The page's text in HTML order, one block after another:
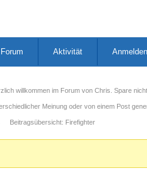
Forum Aktivität Anmelden
willkommen im Forum von Chris. Spare
Meinung oder von einem Post
Beitragsübersicht: Firefighter